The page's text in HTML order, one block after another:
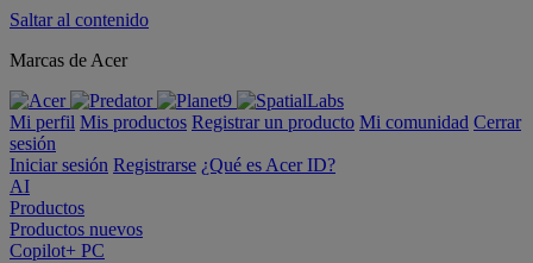
Saltar al contenido
Marcas de Acer
Mi perfil Mis productos Registrar un producto Mi comunidad Cerrar
sesión
Iniciar sesión Registrarse ¿Qué es Acer ID?
AI
Productos
Productos nuevos
Copilot+ PC